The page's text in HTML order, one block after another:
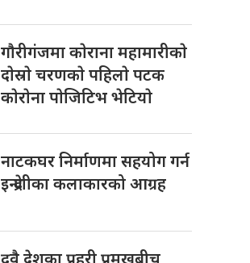
गाैरीगंजमा काेराना महामारीकाे
दाेस्राे चरणकाे पहिलाे पटक
काेराेना पाेजिटिभ भेटियाे
नाटकघर निर्माणमा सहयोग गर्न
इन्द्रेणीका कलाकारको आग्रह
दुवै देशका प्रहरी प्रमुखबीच